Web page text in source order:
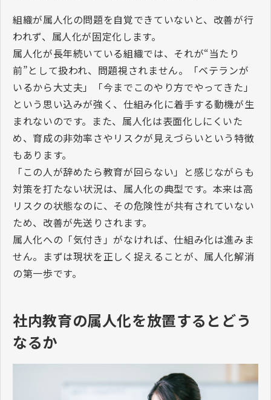
組織が属人化の問題を自覚できていないと、改善が行
われず、属人化が固定化します。
属人化が長年続いている組織では、それが“当たり
前”として扱われ、問題視されません。「ベテランが
いるから大丈夫」「今までこのやり方でやってきた」
という思い込みが強く、仕組み化に着手する動機が生
まれないのです。また、属人化は表面化しにくいた
め、育成の非効率さやリスクが見えづらいという特徴
もあります。
「この人が辞めたら教育が回らない」と感じながらも
対策を打たない状況は、属人化の典型です。本来は高
リスクの状態なのに、その危険性が共有されていない
ため、改善が先送りされます。
属人化への「気付き」がなければ、仕組み化は進みま
せん。まずは現状を正しく捉えることが、属人化解消
の第一歩です。
社内教育の属人化を放置するとどう
なるか